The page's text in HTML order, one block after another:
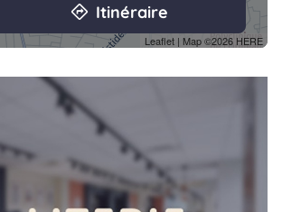
Leaflet | Map ©2026 HERE
Itinéraire